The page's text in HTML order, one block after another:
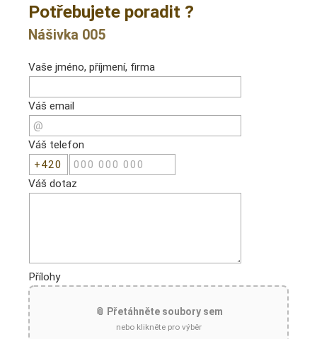
Potřebujete poradit ?
Nášivka 005
Vaše jméno, příjmení, firma
Váš email
Váš telefon
Váš dotaz
Přílohy
📎 Přetáhněte soubory sem
nebo klikněte pro výběr